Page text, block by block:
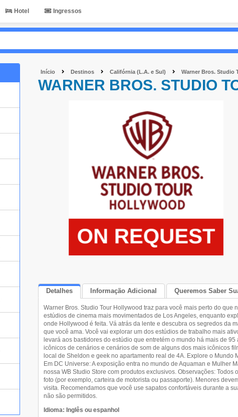
Hotel Ingressos
Início Destinos Califórnia (L.A. e Sul) Warner Bros. Studio
WARNER BROS. STUDIO
Detalhes Informação Adicional Queremos Saber
Warner Bros. Studio Tour Hollywood traz para você mais perto do
estúdios de cinema mais movimentados de Los Angeles, enquanto
onde Hollywood é feita. Vá atrás da lente e descubra os segredos da
que você ama. Você vai explorar um dos estúdios de trabalho mais
levará aos bastidores do estúdio que entretém o mundo há mais de
icônicos de cenários e cenários de som de alguns dos mais icônicos
local de Sheldon e geek no apartamento real de 4A. Explore o Mundo
Em DC Universe: A exposição entra no mundo de Aquaman e Mulher
nossa WB Studio Store com produtos exclusivos. Observações:
foto (por exemplo, carteira de motorista ou passaporte). Menores
visita. Recomendamos que você use sapatos confortáveis durante a
não são permitidos.
Idioma: Inglês ou espanhol